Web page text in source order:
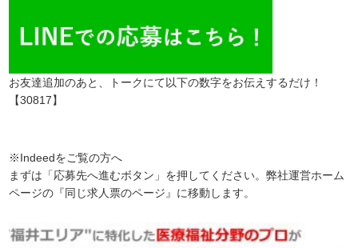
お友達追加のあと、トークにて以下の数字をお伝えするだけ！
【30817】
※Indeedをご覧の方へ
まずは「応募先へ進むボタン」を押してください。弊社運営ホーム
ページの『同じ求人票のページ』に移動します。